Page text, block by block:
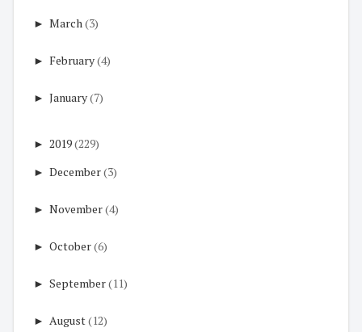
► March(3)
► February(4)
► January(7)
► 2019(229)
► December(3)
► November(4)
► October(6)
► September(11)
► August(12)